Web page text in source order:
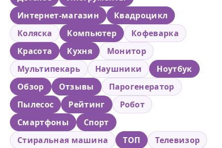
Интернет-магазин
Квадроцикл
Коляска
Компьютер
Кофеварка
Красота
Кухня
Монитор
Мультипекарь
Наушники
Ноутбук
Обзор
Отзывы
Парогенератор
Пылесос
Рейтинг
Робот
Смартфоны
Спорт
Стиральная машина
ТОП
Телевизор